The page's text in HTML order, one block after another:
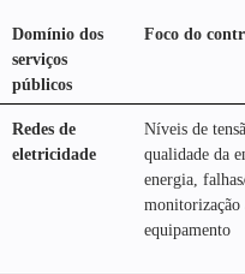
Domínio dos
serviços
públicos
Foco do
Redes de
eletricidade
Níveis de
qualidade da
energia,
monitorização
equipamento